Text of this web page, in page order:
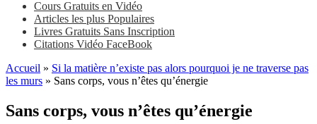
Cours Gratuits en Vidéo
Articles les plus Populaires
Livres Gratuits Sans Inscription
Citations Vidéo FaceBook
Accueil » Si la matière n’existe pas alors pourquoi je ne traverse pas
les murs » Sans corps, vous n’êtes qu’énergie
Sans corps, vous n’êtes qu’énergie